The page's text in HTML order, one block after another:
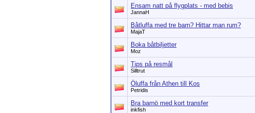
Ensam natt på flygplats - med bebis
JannaH
Båtluffa med tre barn? Hittar man rum?
MajaT
Boka båtbiljetter
Moz
Tips på resmål
Silltrut
Öluffa från Athen till Kos
Petridis
Bra barnö med kort transfer
inkfish